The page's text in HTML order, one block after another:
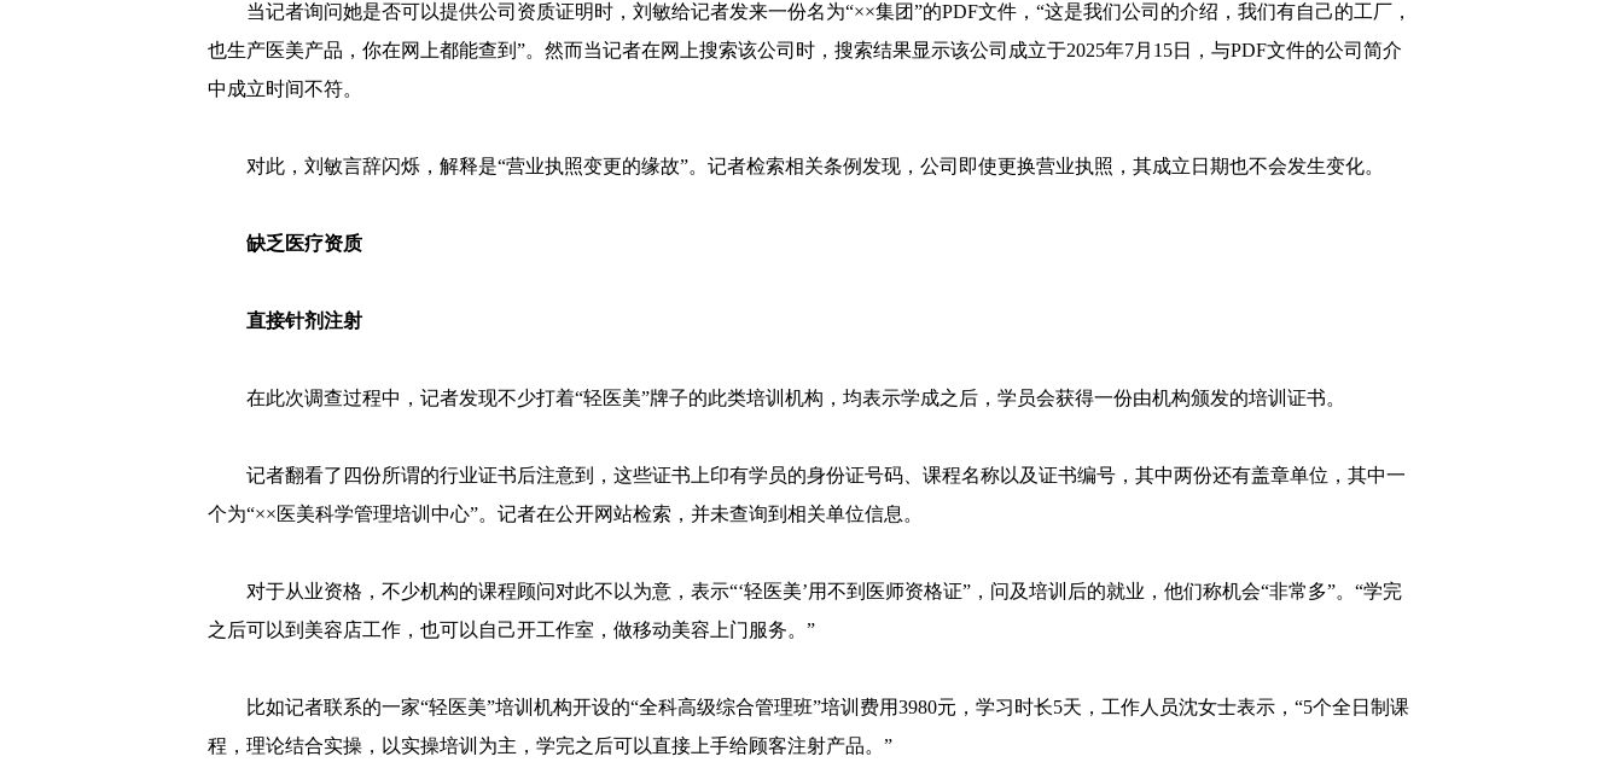
当记者询问她是否可以提供公司资质证明时，刘敏给记者发来一份名为“××集团”的PDF文件，“这是我们公司的介绍，我们有自己的工厂，
也生产医美产品，你在网上都能查到”。然而当记者在网上搜索该公司时，搜索结果显示该公司成立于2025年7月15日，与PDF文件的公司简介
中成立时间不符。
对此，刘敏言辞闪烁，解释是“营业执照变更的缘故”。记者检索相关条例发现，公司即使更换营业执照，其成立日期也不会发生变化。
缺乏医疗资质
直接针剂注射
在此次调查过程中，记者发现不少打着“轻医美”牌子的此类培训机构，均表示学成之后，学员会获得一份由机构颁发的培训证书。
记者翻看了四份所谓的行业证书后注意到，这些证书上印有学员的身份证号码、课程名称以及证书编号，其中两份还有盖章单位，其中一
个为“××医美科学管理培训中心”。记者在公开网站检索，并未查询到相关单位信息。
对于从业资格，不少机构的课程顾问对此不以为意，表示“‘轻医美’用不到医师资格证”，问及培训后的就业，他们称机会“非常多”。“学完
之后可以到美容店工作，也可以自己开工作室，做移动美容上门服务。”
比如记者联系的一家“轻医美”培训机构开设的“全科高级综合管理班”培训费用3980元，学习时长5天，工作人员沈女士表示，“5个全日制课
程，理论结合实操，以实操培训为主，学完之后可以直接上手给顾客注射产品。”